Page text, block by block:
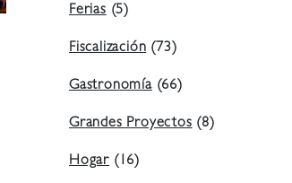
Ferias(5)
Fiscalización(73)
Gastronomía(66)
Grandes Proyectos(8)
Hogar (16)